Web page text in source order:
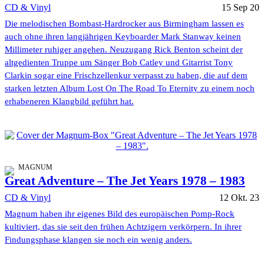
CD & Vinyl 15 Sep 20
Die melodischen Bombast-Hardrocker aus Birmingham lassen es
auch ohne ihren langjährigen Keyboarder Mark Stanway keinen
Millimeter ruhiger angehen. Neuzugang Rick Benton scheint der
altgedienten Truppe um Sänger Bob Catley und Gitarrist Tony
Clarkin sogar eine Frischzellenkur verpasst zu haben, die auf dem
starken letzten Album Lost On The Road To Eternity zu einem noch
erhabeneren Klangbild geführt hat.
MAGNUM
Great Adventure – The Jet Years 1978 – 1983
CD & Vinyl 12 Okt. 23
Magnum haben ihr eigenes Bild des europäischen Pomp-Rock
kultiviert, das sie seit den frühen Achtzigern verkörpern. In ihrer
Findungsphase klangen sie noch ein wenig anders.